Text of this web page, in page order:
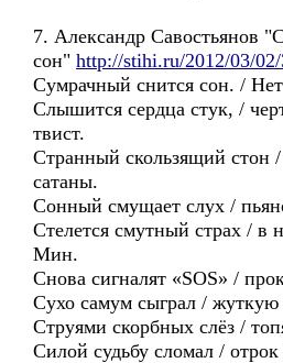
7. Александр Савостьянов
сон" http://stihi.ru/2012/03/
Сумрачный снится сон. /
Слышится сердца стук, /
твист.
Странный скользящий стон
сатаны.
Сонный смущает слух /
Стелется смутный страх / в
Мин.
Снова сигналят «SOS» /
Сухо самум сыграл / жуткую
Струями скорбных слёз /
Силой судьбу сломал /